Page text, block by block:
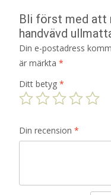
Bli först med att
handvävd
Din e-postadress
är märkta *
Ditt betyg *
Din recension *